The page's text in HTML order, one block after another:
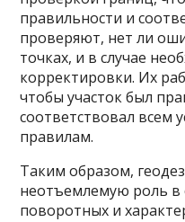
правильности и
проверяют, нет ли
точках, и в случае
корректировки. Их
чтобы участок был
соответствовал всем
правилам.
Таким образом,
неотъемлемую роль в
поворотных и